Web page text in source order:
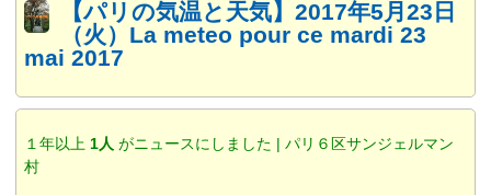
【パリの気温と天気】2017年5月23日
（火）La meteo pour ce mardi 23
mai 2017
１年以上 1人 がニュースにしました | パリ６区サンジェルマン
村